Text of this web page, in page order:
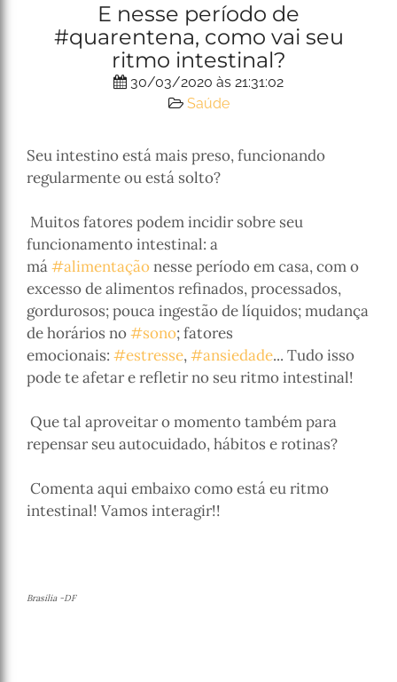
E nesse período de
#quarentena, como vai seu
ritmo intestinal?
30/03/2020 às 21:31:02
Saúde
Seu intestino está mais preso, funcionando
regularmente ou está solto?
Muitos fatores podem incidir sobre seu
funcionamento intestinal: a
má#alimentaçãonesse período em casa, com o
excesso de alimentos refinados, processados,
gordurosos; pouca ingestão de líquidos; mudança
de horários no#sono; fatores
emocionais: #estresse,#ansiedade... Tudo isso
pode te afetar e refletir no seu ritmo intestinal!
Que tal aproveitar o momento também para
repensar seu autocuidado, hábitos e rotinas?
Comenta aqui embaixo como está eu ritmo
intestinal! Vamos interagir!!
Brasilia -DF